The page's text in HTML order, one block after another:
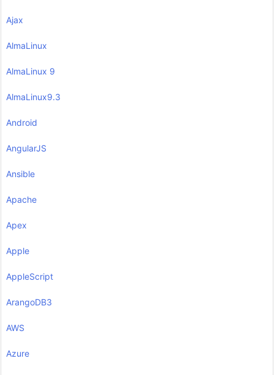
Ajax
AlmaLinux
AlmaLinux 9
AlmaLinux9.3
Android
AngularJS
Ansible
Apache
Apex
Apple
AppleScript
ArangoDB3
AWS
Azure